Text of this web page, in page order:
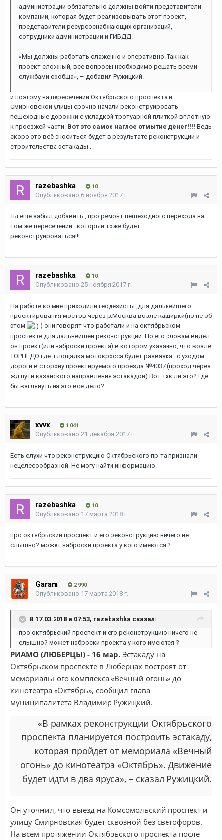
администрации обязательно должны войти представители
компании, которая будет реализовывать этот проект,
представители ресурсоснабжающих организаций,
сотрудники администрации и ГИБДД.
«Мы должны работать слаженно и оперативно. Так как
проект сложный, все вопросы необходимо решать всеми
службами сообща», – добавил Ружицкий.
и поэтому на пересечении Октябрьского проспекта и
Смирновской улицы срочно начали реконструировать
пешеходные дорожки с укладкой тротуарной плиткой вплотную
к проезжей части. Вот это самое наглое отмытие денег!!!! Ведь
скоро это всё сноситься будет в результате реконструкции и
строительства эстакады...
razebashka 10
Опубликовано 6 ноября 2017 г.
Ты еще забыл добавить , про ремонт пешеходного перехода на
том же пересечении...который тоже будет
реконструироваться!!!
razebashka 10
Опубликовано 25 ноября 2017 г.
На работе ко мне приходили геодезисты ,для дальнейшего
проектирования мостов через р.Москва возле каширки(но не об
этом
) они говорят что работали и на октябрьском
проспекте для дальнейшей реконструкции .По его словам видел
он проект(или наброски проекта) в котором указанно, что возле
ТОРПЕДО где площадка мотокросса будет развязка с уходом
дороги в сторону проектируемого проезда №4037 (проход через
жд пути казанского направления эстакадой) Вот так ли это? где
бы взглянуть на это все дело?
xvvx 1 041
Опубликовано 21 декабря 2017 г.
Есть слухи что реконструкцию Октябрьского пр-та признали
нецелесообразной. Не могу найти информацию.
razebashka 10
Опубликовано 17 марта 2018 г.
про октябрьский проспект и его реконструкцию ничего не
слышно? может наброски проекта у кого имеются ?
Garam 2 990
Опубликовано 17 марта 2018 г.
В 17.03.2018 в 07:53, razebashka сказал:
про октябрьский проспект и его реконструкцию ничего не
слышно? может наброски проекта у кого имеются ?
РИАМО (ЛЮБЕРЦЫ) - 16 мар. Эстакаду на
Октябрьском проспекте в Люберцах построят от
мемориального комплекса «Вечный огонь» до
кинотеатра «Октябрь», сообщил глава
муниципалитета Владимир Ружицкий.
«В рамках реконструкции Октябрьского
проспекта планируется построить эстакаду,
которая пройдет от мемориала «Вечный
огонь» до кинотеатра «Октябрь». Движение
будет идти в два яруса», – сказал Ружицкий.
Он уточнил, что выезд на Комсомольский проспект и
улицу Смирновская будет сквозной без светофоров.
На всем протяжении Октябрьского проспекта после